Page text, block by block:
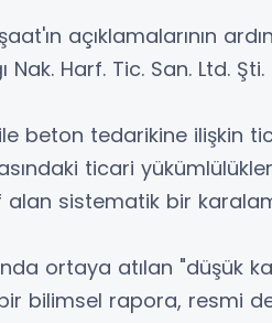
açıklamalarının
Nak. Harf. Tic. San. Ltd.
beton tedarikine ilişkin
ticari
alan sistematik bir
ortaya atılan "düşük
bilimsel rapora, resmi